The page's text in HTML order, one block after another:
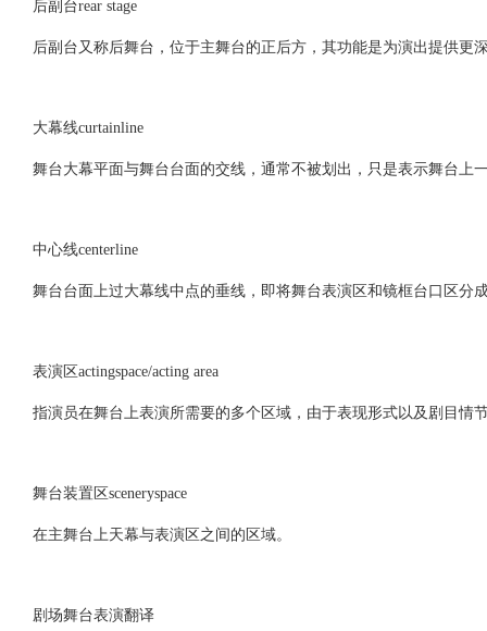
后副台rear stage
后副台又称后舞台，位于主舞台的正后方，其功能是为演出提供更
大幕线curtainline
舞台大幕平面与舞台台面的交线，通常不被划出，只是表示舞台上
中心线centerline
舞台台面上过大幕线中点的垂线，即将舞台表演区和镜框台口区分
表演区actingspace/acting area
指演员在舞台上表演所需要的多个区域，由于表现形式以及剧目情
舞台装置区sceneryspace
在主舞台上天幕与表演区之间的区域。
剧场舞台表演翻译